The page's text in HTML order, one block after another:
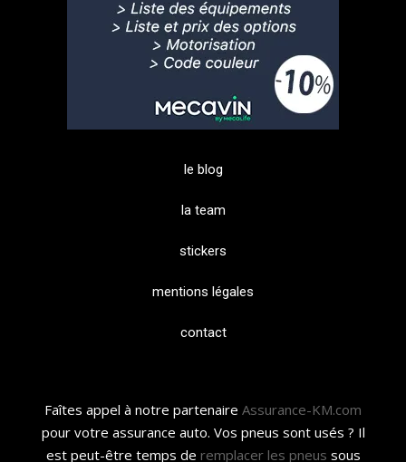
le blog
la team
stickers
mentions légales
contact
Faîtes appel à notre partenaire Assurance-KM.com
pour votre assurance auto. Vos pneus sont usés ? Il
est peut-être temps de remplacer les pneus sous